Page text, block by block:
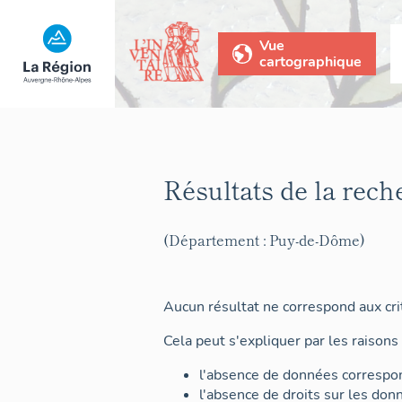
Vue
cartographique
Résultats de la
(Département : Puy-de-Dôme)
Aucun résultat ne correspond aux
Cela peut s'expliquer par les
l'absence de données
l'absence de droits sur les